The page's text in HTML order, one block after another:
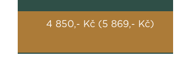
4 850,- Kč (5 869,- Kč)